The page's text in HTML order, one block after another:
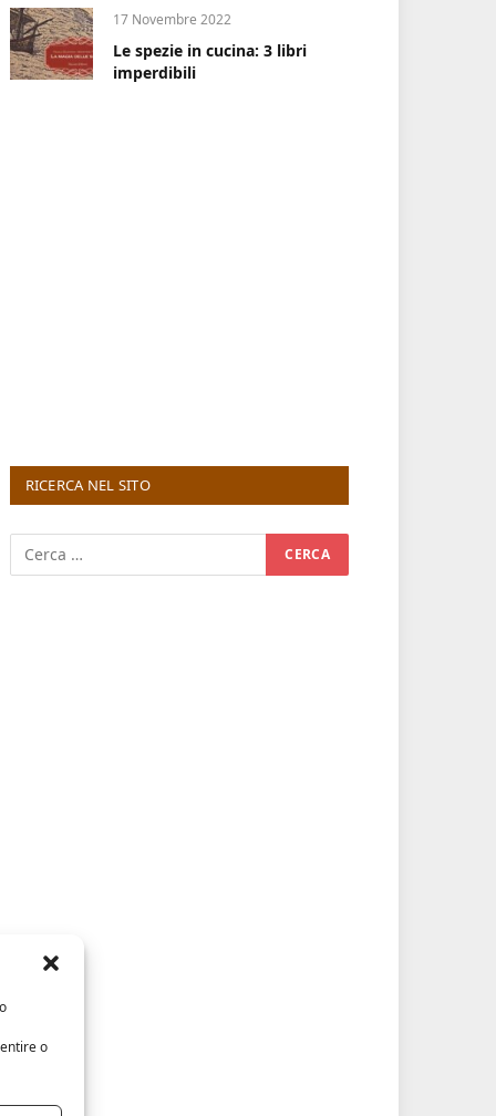
o
17 Novembre 2022
Le spezie in cucina: 3 libri
imperdibili
RICERCA NEL SITO